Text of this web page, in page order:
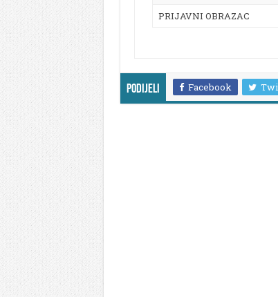
PRIJAVNI OBRAZAC
Podijeli Facebook